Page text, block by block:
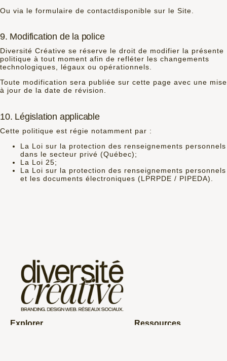
Ou via le formulaire de contactdisponible sur le Site.
9. Modification de la police
Diversité Créative se réserve le droit de modifier la présente
politique à tout moment afin de refléter les changements
technologiques, légaux ou opérationnels.
Toute modification sera publiée sur cette page avec une mise
à jour de la date de révision.
10. Législation applicable
Cette politique est régie notamment par :
La Loi sur la protection des renseignements personnels
dans le secteur privé (Québec);
La Loi 25;
La Loi sur la protection des renseignements personnels
et les documents électroniques (LPRPDE / PIPEDA).
Explorer Ressources